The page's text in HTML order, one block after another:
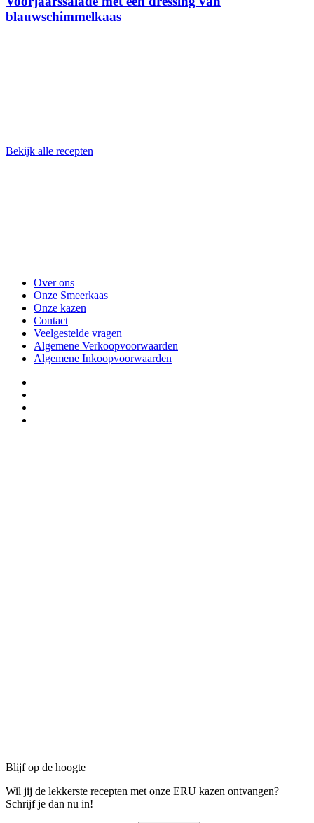
blauwschimmelkaas
Bekijk alle recepten
Over ons
Onze Smeerkaas
Onze kazen
Contact
Veelgestelde vragen
Algemene Verkoopvoorwaarden
Algemene Inkoopvoorwaarden
Blijf op de hoogte
Wil jij de lekkerste recepten met onze ERU kazen ontvangen?
Schrijf je dan nu in!